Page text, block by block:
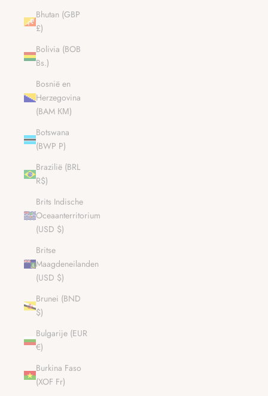
Bhutan (GBP
£)
Bolivia (BOB
Bs.)
Bosnië en
Herzegovina
(BAM КМ)
Botswana
(BWP P)
Brazilië (BRL
R$)
Brits Indische
Oceaanterritorium
(USD $)
Britse
Maagdeneilanden
(USD $)
Brunei (BND
$)
Bulgarije (EUR
€)
Burkina Faso
(XOF Fr)